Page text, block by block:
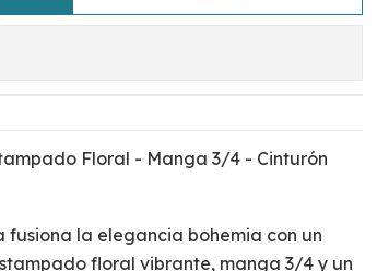
Floral - Manga 3/4 - Cinturón
fusiona la elegancia bohemia con un
floral vibrante, manga 3/4 y un